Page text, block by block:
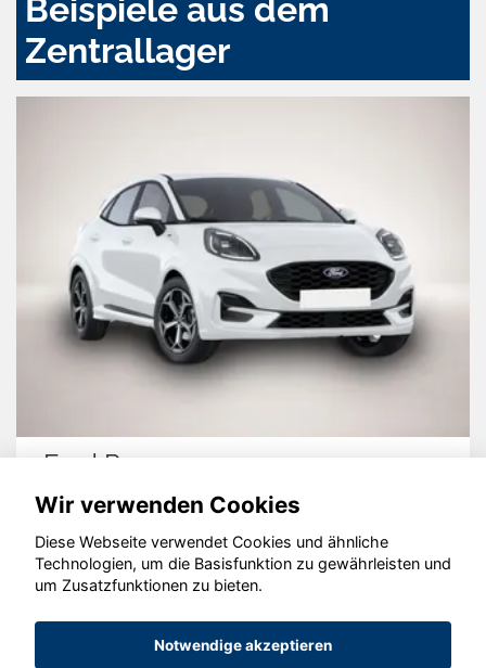
Beispiele aus dem
Zentrallager
Ford Puma
© konjunkturmotor.de GmbH 2020 - 2026
Wir verwenden Cookies
Diese Webseite verwendet Cookies und ähnliche
Technologien, um die Basisfunktion zu gewährleisten und
um Zusatzfunktionen zu bieten.
Notwendige akzeptieren